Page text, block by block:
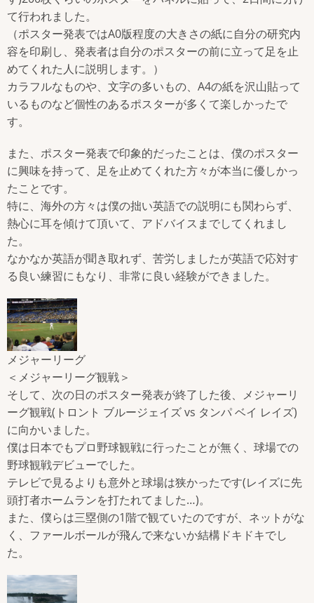
て行われました。
（ポスター発表ではA0版程度の大きさの紙に自分の研究内
容を印刷し、発表者は自分のポスターの前に立って足を止
めてくれた人に説明します。）
カラフルなものや、文字の多いもの、A4の紙を沢山貼って
いるものなど個性のあるポスターが多くて楽しかったで
す。
また、ポスター発表で印象的だったことは、僕のポスター
に興味を持って、足を止めてくれた方々が本当に優しかっ
たことです。
特に、海外の方々は僕の拙い英語での説明にも関わらず、
熱心に耳を傾けて頂いて、アドバイスまでしてくれまし
た。
なかなか英語が聞き取れず、苦労しましたが英語で応対す
る良い練習にもなり、非常に良い経験ができました。
メジャーリーグ
＜メジャーリーグ観戦＞
そして、次の日のポスター発表が終了した後、メジャーリ
ーグ観戦(トロント ブルージェイズ vs タンパ ベイ レイズ)
に向かいました。
僕は日本でもプロ野球観戦に行ったことが無く、球場での
野球観戦デビューでした。
テレビで見るよりも意外と球場は狭かったです(レイズに先
頭打者ホームランを打たれてました…)。
また、僕らは三塁側の1階で観ていたのですが、ネットがな
く、ファールボールが飛んで来ないか結構ドキドキでし
た。